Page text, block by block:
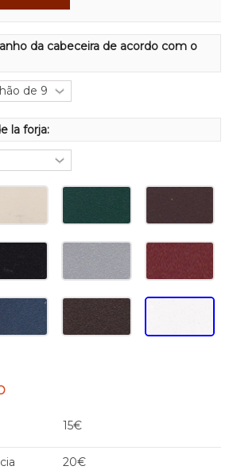
da cabeceira de acordo com o
la forja:
15€
20€